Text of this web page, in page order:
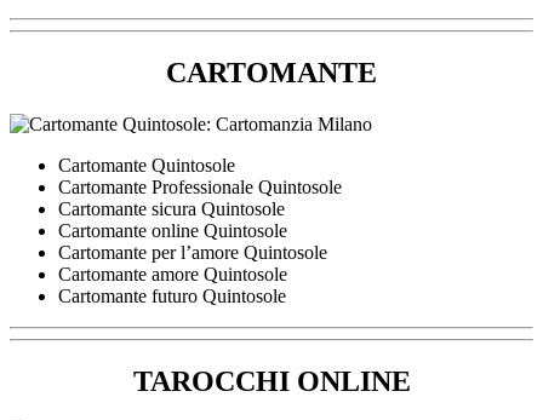
CARTOMANTE
Cartomante Quintosole
Cartomante Professionale Quintosole
Cartomante sicura Quintosole
Cartomante online Quintosole
Cartomante per l’amore Quintosole
Cartomante amore Quintosole
Cartomante futuro Quintosole
TAROCCHI ONLINE